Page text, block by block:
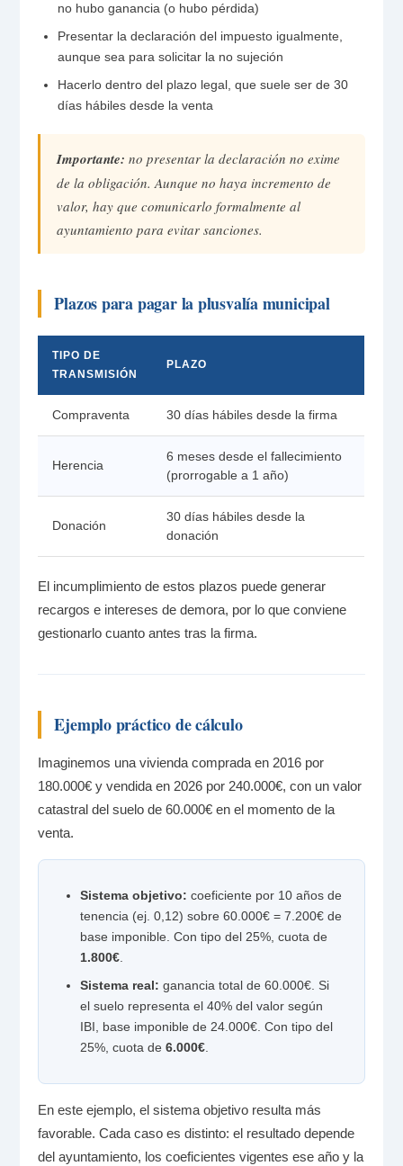
no hubo ganancia (o hubo pérdida)
Presentar la declaración del impuesto igualmente,
aunque sea para solicitar la no sujeción
Hacerlo dentro del plazo legal, que suele ser de 30
días hábiles desde la venta
Importante: no presentar la declaración no exime
de la obligación. Aunque no haya incremento de
valor, hay que comunicarlo formalmente al
ayuntamiento para evitar sanciones.
Plazos para pagar la plusvalía municipal
TIPO DE
TRANSMISIÓN
PLAZO
Compraventa 30 días hábiles desde la firma
Herencia
6 meses desde el fallecimiento
(prorrogable a 1 año)
Donación
30 días hábiles desde la
donación
El incumplimiento de estos plazos puede generar
recargos e intereses de demora, por lo que conviene
gestionarlo cuanto antes tras la firma.
Ejemplo práctico de cálculo
Imaginemos una vivienda comprada en 2016 por
180.000€ y vendida en 2026 por 240.000€, con un valor
catastral del suelo de 60.000€ en el momento de la
venta.
Sistema objetivo: coeficiente por 10 años de
tenencia (ej. 0,12) sobre 60.000€ = 7.200€ de
base imponible. Con tipo del 25%, cuota de
1.800€.
Sistema real: ganancia total de 60.000€. Si
el suelo representa el 40% del valor según
IBI, base imponible de 24.000€. Con tipo del
25%, cuota de6.000€.
En este ejemplo, el sistema objetivo resulta más
favorable. Cada caso es distinto: el resultado depende
del ayuntamiento, los coeficientes vigentes ese año y la